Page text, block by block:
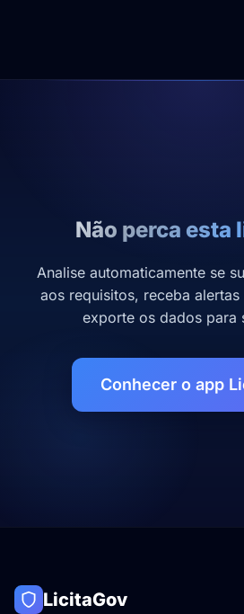
Não perca esta
Analise automaticamente se
aos requisitos, receba
exporte os dados para
Conhecer o app
LicitaGov